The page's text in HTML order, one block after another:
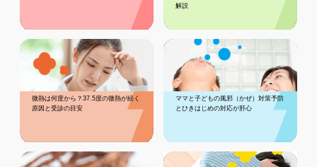
解説
微熱は何度から？37.5度の微熱が続く
原因と受診の目安
ママと子どもの風邪（かぜ）対策予防
とひきはじめの対応が肝心